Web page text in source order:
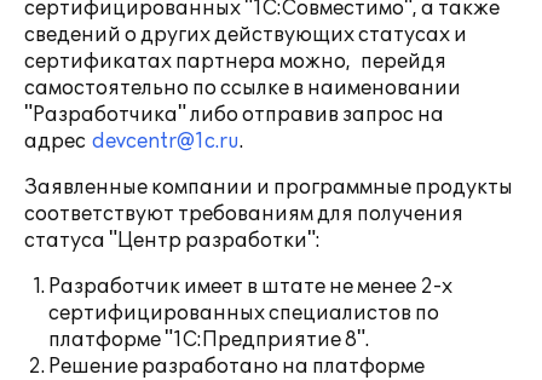
сертифицированных "1С:Совместимо", а также
сведений о других действующих статусах и
сертификатах партнера можно, перейдя
самостоятельно по ссылке в наименовании
"Разработчика" либо отправив запрос на
адрес devcentr@1c.ru.
Заявленные компании и программные продукты
соответствуют требованиям для получения
статуса "Центр разработки":
Разработчик имеет в штате не менее 2-х
сертифицированных специалистов по
платформе "1С:Предприятие 8".
Решение разработано на платформе